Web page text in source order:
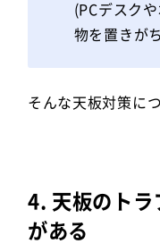
(PCデスク
物を置きが
そんな天板対策に
4. 天板のトラ
がある